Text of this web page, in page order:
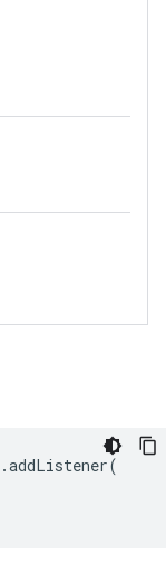
.addListener(